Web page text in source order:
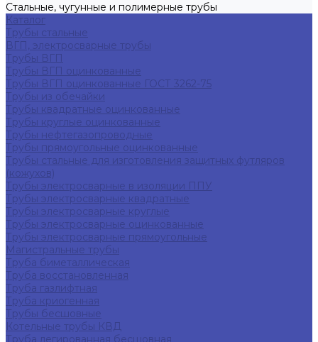
Стальные, чугунные и полимерные трубы
Каталог
Трубы стальные
ВГП, электросварные трубы
Трубы ВГП
Трубы ВГП оцинкованные
Трубы ВГП оцинкованные ГОСТ 3262-75
Трубы из обечайки
Трубы квадратные оцинкованные
Трубы круглые оцинкованные
Трубы нефтегазопроводные
Трубы прямоугольные оцинкованные
Трубы стальные для изготовления защитных футляров
(кожухов)
Трубы электросварные в изоляции ППУ
Трубы электросварные квадратные
Трубы электросварные круглые
Трубы электросварные оцинкованные
Трубы электросварные прямоугольные
Магистральные трубы
Труба биметаллическая
Труба восстановленная
Труба газлифтная
Труба криогенная
Трубы бесшовные
Котельные трубы КВД
Труба легированная бесшовная